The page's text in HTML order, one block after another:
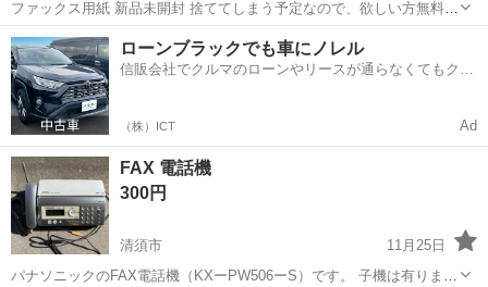
ファックス用紙 新品未開封 捨ててしまう予定なので、欲しい方無料で
も大丈夫です。
愛知 名古屋市 新瑞橋駅 電話、ＦＡＸ
ローンブラックでも車にノレル
信販会社でクルマのローンやリースが通らなくてもクル
（株）ICT Ad
FAX 電話機
300円
清須市
11月25日
パナソニックのFAX電話機（KXーPW506ーS）です。 子機は有りませ